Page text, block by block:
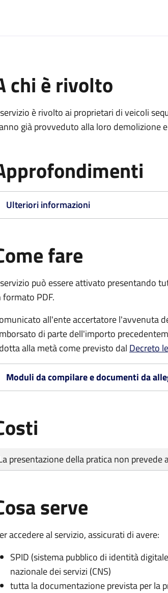
chi è rivolto
è rivolto ai proprietari di veicoli
già provveduto alla loro demolizione
Ulteriori informazioni
fare
può essere attivato presentando
formato PDF.
all'ente accertatore l'avvenuta
di parte dell'importo
alla metà come previsto dal Decreto
Moduli da compilare e documenti da
di pagamento
presentazione della pratica non prevede
serve
accedere al servizio, assicurati di avere:
SPID (sistema pubblico di identità
nazionale dei servizi (CNS)
tutta la documentazione prevista per la